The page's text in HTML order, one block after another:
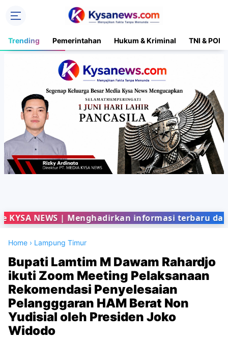
Trending Pemerintahan Hukum & Kriminal TNI &
| Menghadirkan informasi terbaru dari
Home › Lampung Timur
Bupati Lamtim M Dawam Rahardjo
ikuti Zoom Meeting Pelaksanaan
Rekomendasi Penyelesaian
Pelangggaran HAM Berat Non
Yudisial oleh Presiden Joko
Widodo